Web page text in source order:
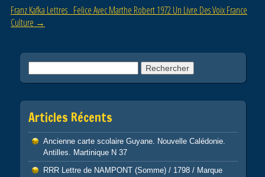
k
Franz Kafka Lettres Felice Avec Marthe Robert 1972 Un Livre Des Voix France
Culture →
Articles Récents
Ancienne carte scolaire Guyane. Nouvelle Calédonie.
Antilles. Martinique N 37
RRR Lettre de NAMPONT (Somme) / 1798 / Marque